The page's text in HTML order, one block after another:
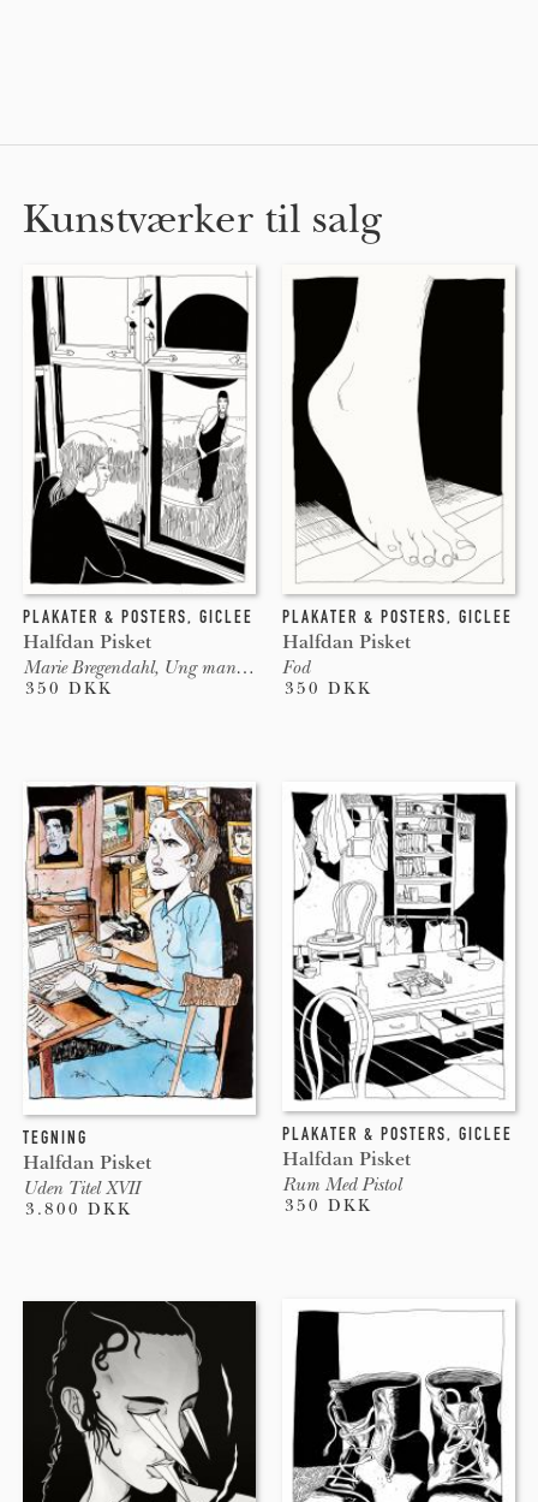
Kunstværker til salg
PLAKATER & POSTERS, GICLEE
Halfdan Pisket
Marie Bregendahl, Ung mand i marken
350 DKK
PLAKATER & POSTERS, GICLEE
Halfdan Pisket
Fod
350 DKK
TEGNING
Halfdan Pisket
Uden Titel XVII
3.800 DKK
PLAKATER & POSTERS, GICLEE
Halfdan Pisket
Rum Med Pistol
350 DKK